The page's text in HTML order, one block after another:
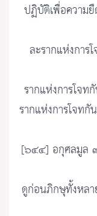
ปฏิบัติเพื่อความ
ละรากแห่งกา
รากแห่งการโจ
รากแห่งการโจท
[๖๔๔] อกุศลมูล
ดูก่อนภิกษุทั้งหล